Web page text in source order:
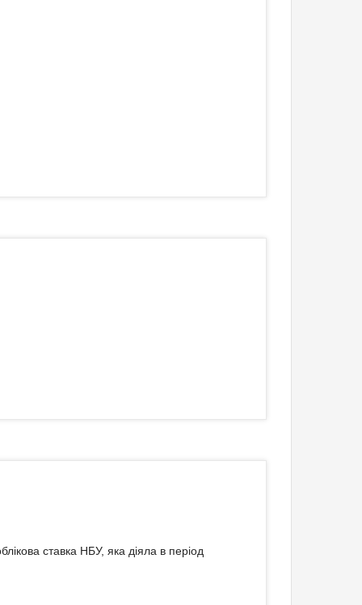
ставка НБУ, яка діяла в період